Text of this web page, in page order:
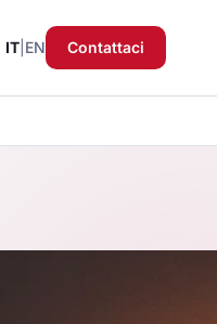
IT EN Contattaci